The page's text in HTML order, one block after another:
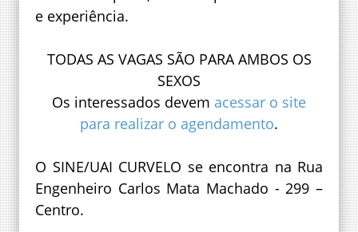
e experiência.
TODAS AS VAGAS SÃO PARA AMBOS OS
SEXOS
Os interessados devem acessar o site
para realizar o agendamento.
O SINE/UAI CURVELO se encontra na Rua
Engenheiro Carlos Mata Machado - 299 –
Centro.